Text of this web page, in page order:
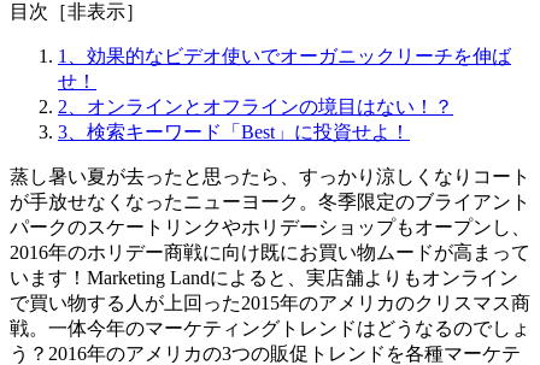
目次 ［非表示］
1、効果的なビデオ使いでオーガニックリーチを伸ば
せ！
2、オンラインとオフラインの境目はない！？
3、検索キーワード「Best」に投資せよ！
蒸し暑い夏が去ったと思ったら、すっかり涼しくなりコート
が手放せなくなったニューヨーク。冬季限定のブライアント
パークのスケートリンクやホリデーショップもオープンし、
2016年のホリデー商戦に向け既にお買い物ムードが高まって
います！Marketing Landによると、実店舗よりもオンライン
で買い物する人が上回った2015年のアメリカのクリスマス商
戦。一体今年のマーケティングトレンドはどうなるのでしょ
う？2016年のアメリカの3つの販促トレンドを各種マーケテ